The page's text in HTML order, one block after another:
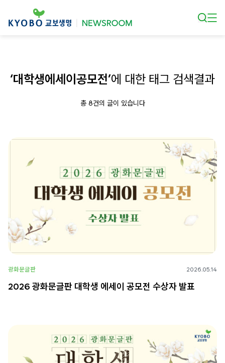
‘대학생에세이공모전’에 대한 태그 검색결과
총 8건의 글이 있습니다
광화문글판 2026.05.14
2026 광화문글판 대학생 에세이 공모전 수상자 발표